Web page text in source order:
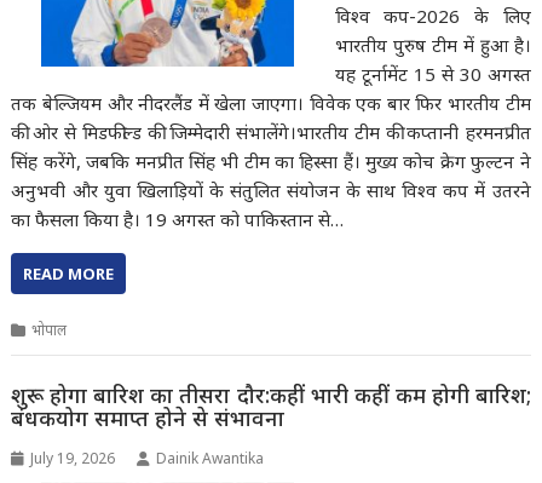
विश्व कप-2026 के लिए
भारतीय पुरुष टीम में हुआ है।
यह टूर्नामेंट 15 से 30 अगस्त
तक बेल्जियम और नीदरलैंड में खेला जाएगा। विवेक एक बार फिर भारतीय टीम
की ओर से मिडफील्ड की जिम्मेदारी संभालेंगे।भारतीय टीम की कप्तानी हरमनप्रीत
सिंह करेंगे, जबकि मनप्रीत सिंह भी टीम का हिस्सा हैं। मुख्य कोच क्रेग फुल्टन ने
अनुभवी और युवा खिलाड़ियों के संतुलित संयोजन के साथ विश्व कप में उतरने
का फैसला किया है। 19 अगस्त को पाकिस्तान से…
READ MORE
भोपाल
शुरू होगा बारिश का तीसरा दौर:कहीं भारी कहीं कम होगी बारिश;
बंधकयोग समाप्त होने से संभावना
July 19, 2026 Dainik Awantika